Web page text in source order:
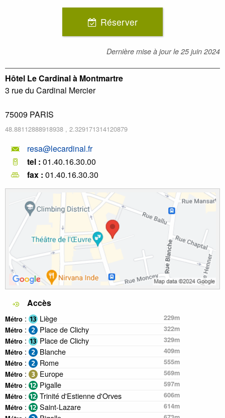
Réserver
Dernière mise à jour le 25 juin 2024
Hôtel Le Cardinal à Montmartre
3 rue du Cardinal Mercier
75009 PARIS
48.88112888918938 , 2.329171314120879
resa@lecardinal.fr
tel : 01.40.16.30.00
fax : 01.40.16.30.30
Accès
Métro : Liège
229m
Métro : Place de Clichy
322m
Métro : Place de Clichy
329m
Métro : Blanche
409m
Métro : Rome
555m
Métro : Europe
569m
Métro : Pigalle
597m
Métro : Trinité d'Estienne d'Orves
606m
Métro : Saint-Lazare
614m